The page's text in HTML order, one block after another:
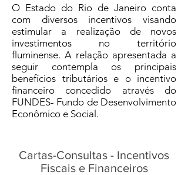
O Estado do Rio de Janeiro conta
com diversos incentivos visando
estimular a realização de novos
investimentos no território
fluminense. A relação apresentada a
seguir contempla os principais
benefícios tributários e o incentivo
financeiro concedido através do
FUNDES- Fundo de Desenvolvimento
Econômico e Social.
Cartas-Consultas - Incentivos
Fiscais e Financeiros